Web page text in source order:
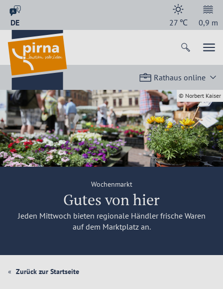
DE 27℃ 0,9 m
Rathaus online
Wochenmarkt
Gutes von hier
Jeden Mittwoch bieten regionale Händler frische Waren
auf dem Marktplatz an.
© Norbert Kaiser
Zurück zur Startseite